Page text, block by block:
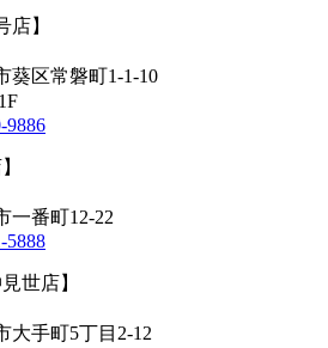
店】
葵区常磐町1-1-10
9886
一番町12-22
5888
世店】
大手町5丁目2-12